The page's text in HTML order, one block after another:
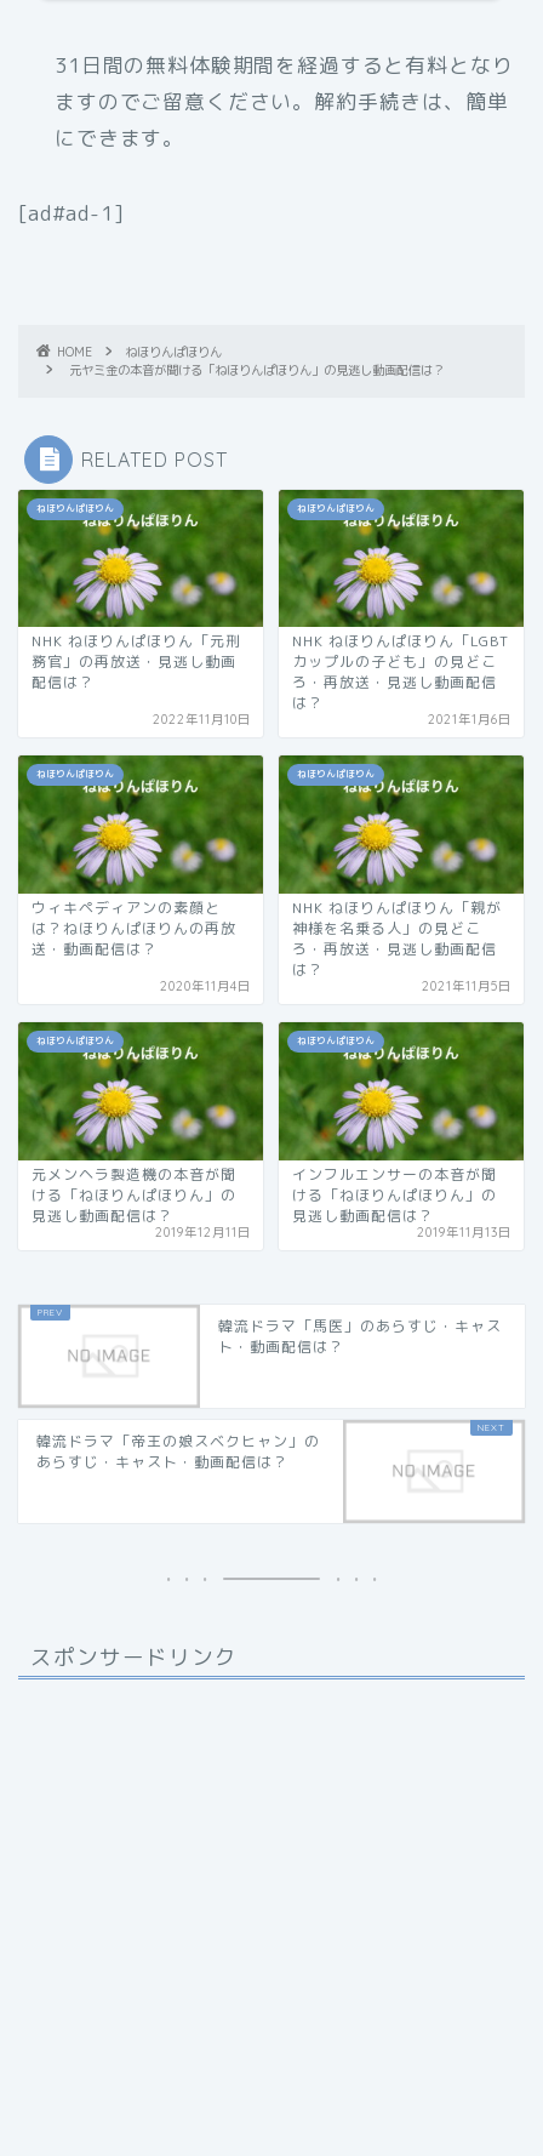
31日間の無料体験期間を経過すると有料となり
ますのでご留意ください。解約手続きは、簡単
にできます。
[ad#ad-1]
HOME
ねほりんぱほりん
元ヤミ金の本音が聞ける「ねほりんぱほりん」の見逃し動画配信は？
RELATED POST
ねほりんぱほりん
NHK ねほりんぱほりん「元刑
務官」の再放送・見逃し動画
配信は？
2022年11月10日
ねほりんぱほりん
NHK ねほりんぱほりん「LGBT
カップルの子ども」の見どこ
ろ・再放送・見逃し動画配信
は？
2021年1月6日
ねほりんぱほりん
ウィキペディアンの素顔と
は？ねほりんぱほりんの再放
送・動画配信は？
2020年11月4日
ねほりんぱほりん
NHK ねほりんぱほりん「親が
神様を名乗る人」の見どこ
ろ・再放送・見逃し動画配信
は？
2021年11月5日
ねほりんぱほりん
元メンヘラ製造機の本音が聞
ける「ねほりんぱほりん」の
見逃し動画配信は？
2019年12月11日
ねほりんぱほりん
インフルエンサーの本音が聞
ける「ねほりんぱほりん」の
見逃し動画配信は？
2019年11月13日
韓流ドラマ「馬医」のあらすじ・キャス
ト・動画配信は？
韓流ドラマ「帝王の娘スベクヒャン」の
あらすじ・キャスト・動画配信は？
スポンサードリンク